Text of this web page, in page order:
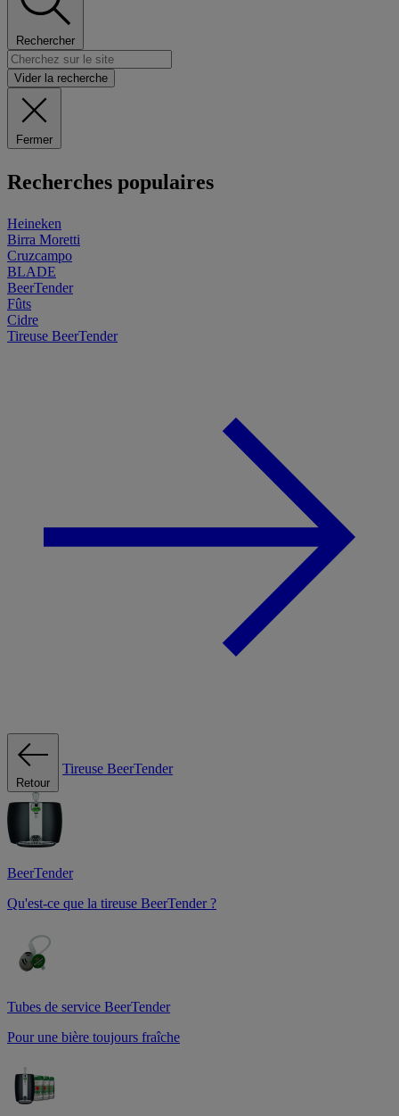
Rechercher
Vider la recherche
Fermer
Recherches populaires
Heineken
Birra Moretti
Cruzcampo
BLADE
BeerTender
Fûts
Cidre
Tireuse BeerTender
Retour
Tireuse BeerTender
BeerTender
Qu'est-ce que la tireuse BeerTender ?
Tubes de service BeerTender
Pour une bière toujours fraîche